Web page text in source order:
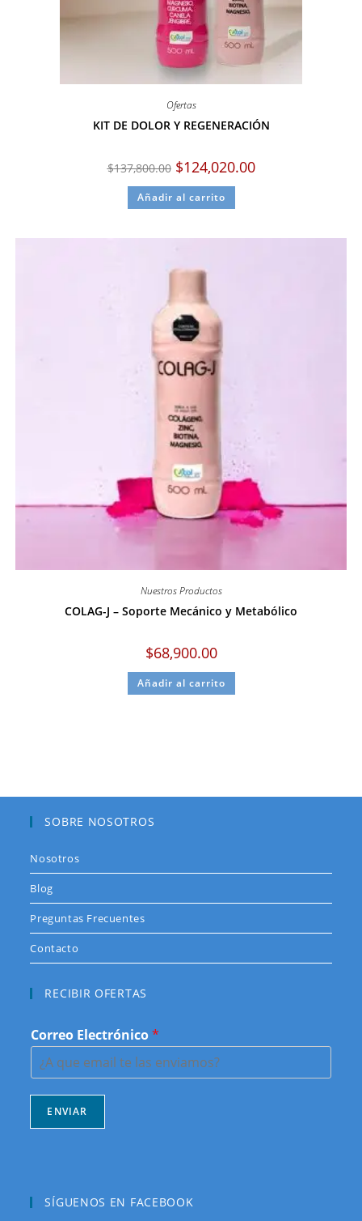
Ofertas
KIT DE DOLOR Y REGENERACIÓN
$137,800.00 $124,020.00
Añadir al carrito
Nuestros Productos
COLAG-J – Soporte Mecánico y Metabólico
$68,900.00
Añadir al carrito
SOBRE NOSOTROS
Nosotros
Blog
Preguntas Frecuentes
Contacto
RECIBIR OFERTAS
Correo Electrónico*
ENVIAR
SÍGUENOS EN FACEBOOK